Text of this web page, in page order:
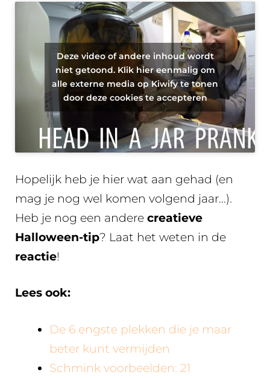
Deze video of andere inhoud wordt
niet getoond. Klik hier eenmalig om
alle externe media op Kiwify te tonen
door deze cookies te accepteren
Hopelijk heb je hier wat aan gehad (en
mag je nog wel komen volgend jaar…).
Heb je nog een andere creatieve
Halloween-tip? Laat het weten in de
reactie!
Lees ook:
De 6 engste plekken die je maar
beter kunt vermijden
Schmink voorbeelden: 21